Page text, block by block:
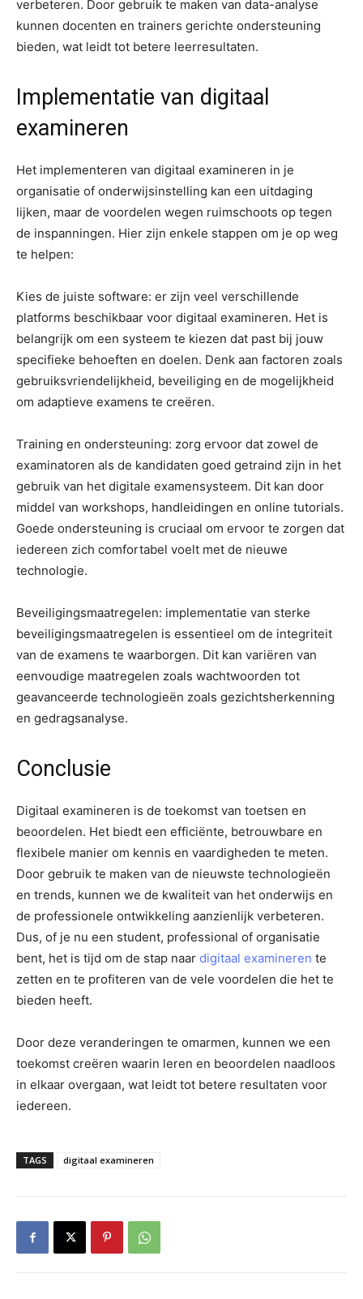
verbeteren. Door gebruik te maken van data-analyse
kunnen docenten en trainers gerichte ondersteuning
bieden, wat leidt tot betere leerresultaten.
Implementatie van digitaal
examineren
Het implementeren van digitaal examineren in je
organisatie of onderwijsinstelling kan een uitdaging
lijken, maar de voordelen wegen ruimschoots op tegen
de inspanningen. Hier zijn enkele stappen om je op weg
te helpen:
Kies de juiste software: er zijn veel verschillende
platforms beschikbaar voor digitaal examineren. Het is
belangrijk om een systeem te kiezen dat past bij jouw
specifieke behoeften en doelen. Denk aan factoren zoals
gebruiksvriendelijkheid, beveiliging en de mogelijkheid
om adaptieve examens te creëren.
Training en ondersteuning: zorg ervoor dat zowel de
examinatoren als de kandidaten goed getraind zijn in het
gebruik van het digitale examensysteem. Dit kan door
middel van workshops, handleidingen en online tutorials.
Goede ondersteuning is cruciaal om ervoor te zorgen dat
iedereen zich comfortabel voelt met de nieuwe
technologie.
Beveiligingsmaatregelen: implementatie van sterke
beveiligingsmaatregelen is essentieel om de integriteit
van de examens te waarborgen. Dit kan variëren van
eenvoudige maatregelen zoals wachtwoorden tot
geavanceerde technologieën zoals gezichtsherkenning
en gedragsanalyse.
Conclusie
Digitaal examineren is de toekomst van toetsen en
beoordelen. Het biedt een efficiënte, betrouwbare en
flexibele manier om kennis en vaardigheden te meten.
Door gebruik te maken van de nieuwste technologieën
en trends, kunnen we de kwaliteit van het onderwijs en
de professionele ontwikkeling aanzienlijk verbeteren.
Dus, of je nu een student, professional of organisatie
bent, het is tijd om de stap naar digitaal examineren te
zetten en te profiteren van de vele voordelen die het te
bieden heeft.
Door deze veranderingen te omarmen, kunnen we een
toekomst creëren waarin leren en beoordelen naadloos
in elkaar overgaan, wat leidt tot betere resultaten voor
iedereen.
TAGS digitaal examineren